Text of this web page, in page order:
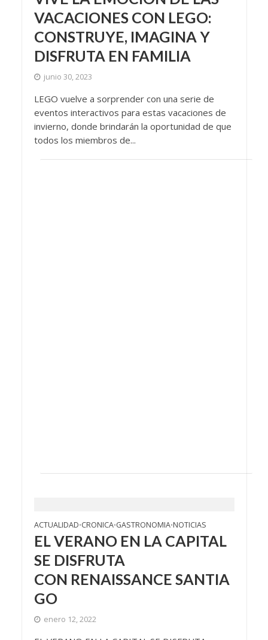
VACACIONES CON LEGO:
CONSTRUYE, IMAGINA Y
DISFRUTA EN FAMILIA
junio 30, 2023
LEGO vuelve a sorprender con una serie de
eventos interactivos para estas vacaciones de
invierno, donde brindarán la oportunidad de que
todos los miembros de...
ACTUALIDAD•CRONICA•GASTRONOMIA•NOTICIAS
EL VERANO EN LA CAPITAL
SE DISFRUTA
CON RENAISSANCE SANTIA
GO
enero 12, 2022